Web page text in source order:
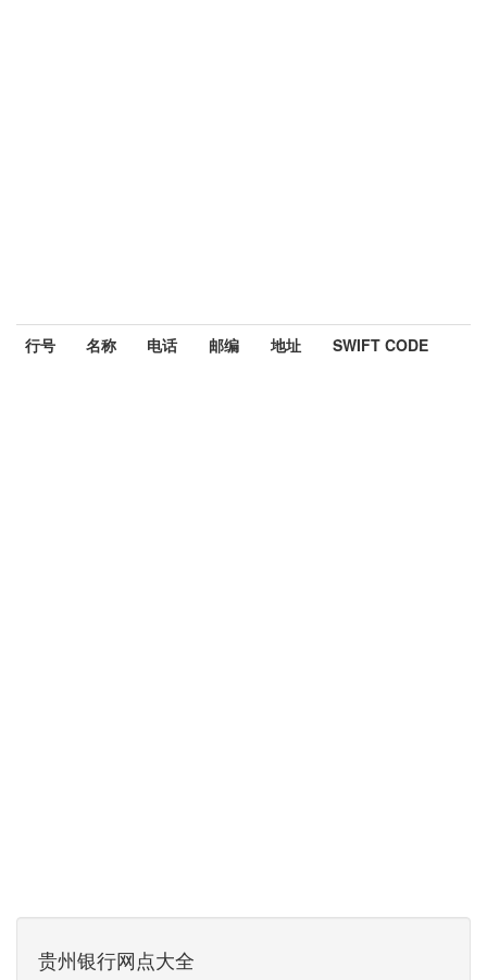
行号 名称 电话 邮编 地址 SWIFT CODE
贵州银行网点大全